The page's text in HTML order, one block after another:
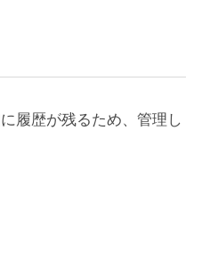
履歴が残るため、管理し